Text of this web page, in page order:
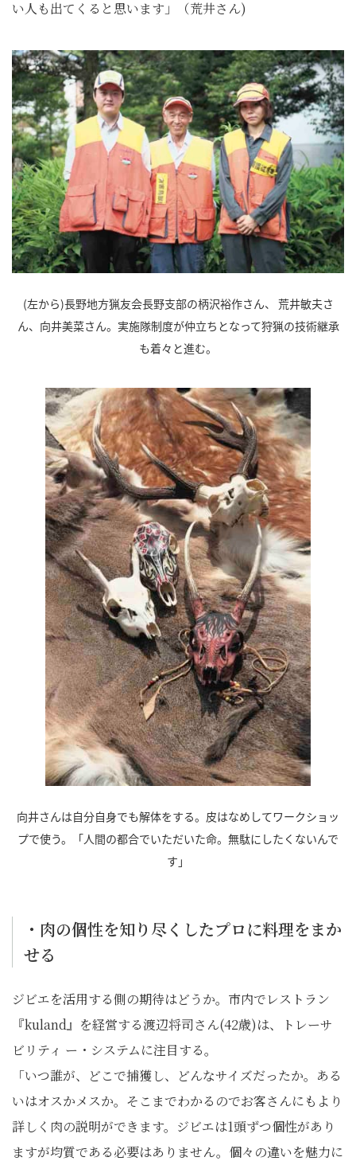
い人も出てくると思います」（荒井さん)
(左から)長野地方猟友会長野支部の柄沢裕作さん、 荒井敏夫さ
ん、向井美菜さん。実施隊制度が仲立ちとなって狩猟の技術継承
も着々と進む。
向井さんは自分自身でも解体をする。皮はなめしてワークショッ
プで使う。「人間の都合でいただいた命。無駄にしたくないんで
す」
・肉の個性を知り尽くしたプロに料理をまか
せる
ジビエを活用する側の期待はどうか。市内でレストラン
『kuland』を経営する渡辺将司さん(42歳)は、トレーサ
ビリティ ー・システムに注目する。
「いつ誰が、どこで捕獲し、どんなサイズだったか。ある
いはオスかメスか。そこまでわかるのでお客さんにもより
詳しく肉の説明ができます。ジビエは1頭ずつ個性があり
ますが均質である必要はありません。個々の違いを魅力に